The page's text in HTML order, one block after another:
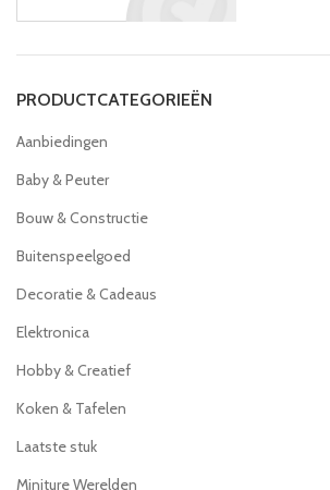
PRODUCTCATEGORIEËN
Aanbiedingen
Baby & Peuter
Bouw & Constructie
Buitenspeelgoed
Decoratie & Cadeaus
Elektronica
Hobby & Creatief
Koken & Tafelen
Laatste stuk
Miniture Werelden